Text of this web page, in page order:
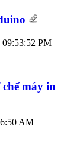
09:53:52 PM
máy in
AM